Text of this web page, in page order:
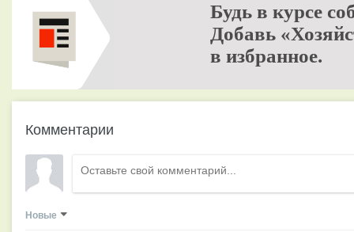
Будь в курсе
Добавь
в избранное.
Комментарии
Новые